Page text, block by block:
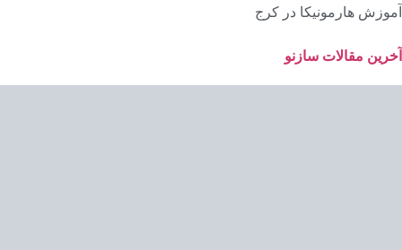
آموزش هارمونیکا در کرج
آخرین مقالات سازنو